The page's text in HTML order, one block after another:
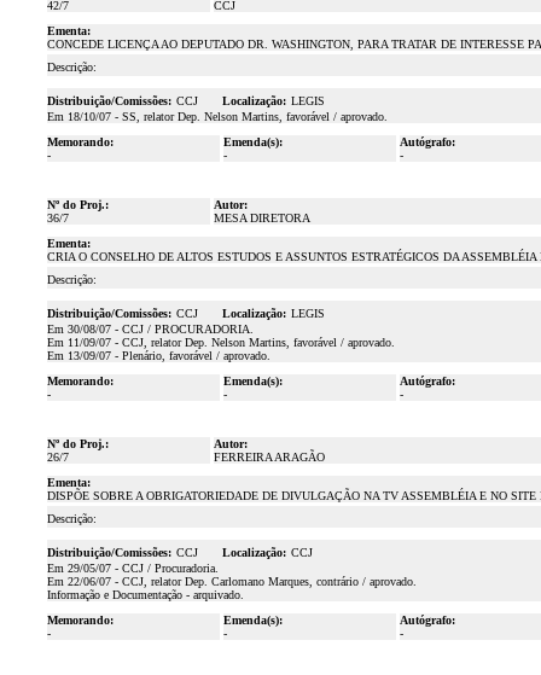
42/7
CCJ
Ementa:
CONCEDE LICENÇA AO DEPUTADO DR. WASHINGTON, PARA TRATAR DE INTERESSE
Descrição:
Distribuição/Comissões: CCJ Localização: LEGIS
Em 18/10/07 - SS, relator Dep. Nelson Martins, favorável / aprovado.
Memorando:
-
Emenda(s):
-
Autógrafo:
-
Nº do Proj.:
36/7
Autor:
MESA DIRETORA
Ementa:
CRIA O CONSELHO DE ALTOS ESTUDOS E ASSUNTOS ESTRATÉGICOS DA
Descrição:
Distribuição/Comissões: CCJ Localização: LEGIS
Em 30/08/07 - CCJ / PROCURADORIA.
Em 11/09/07 - CCJ, relator Dep. Nelson Martins, favorável / aprovado.
Em 13/09/07 - Plenário, favorável / aprovado.
Memorando:
-
Emenda(s):
-
Autógrafo:
-
Nº do Proj.:
26/7
Autor:
FERREIRA ARAGÃO
Ementa:
DISPÕE SOBRE A OBRIGATORIEDADE DE DIVULGAÇÃO NA TV ASSEMBLÉIA E NO
Descrição:
Distribuição/Comissões: CCJ Localização: CCJ
Em 29/05/07 - CCJ / Procuradoria.
Em 22/06/07 - CCJ, relator Dep. Carlomano Marques, contrário / aprovado.
Informação e Documentação - arquivado.
Memorando:
-
Emenda(s):
-
Autógrafo:
-